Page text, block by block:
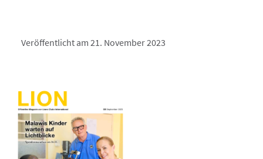
Veröffentlicht am 21. November 2023